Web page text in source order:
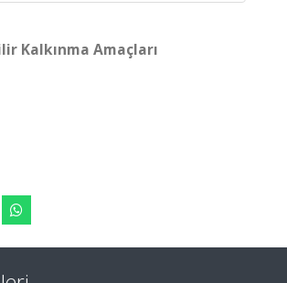
Kalkınma Amaçları